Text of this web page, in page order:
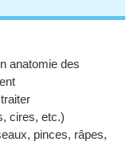
anatomie des
cires, etc.)
pinces, râpes,